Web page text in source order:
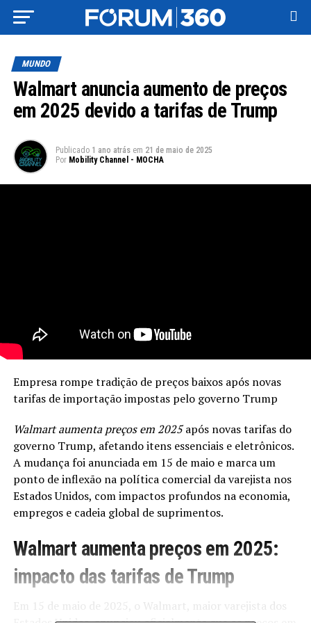
MUNDO
Walmart anuncia aumento de preços
em 2025 devido a tarifas de Trump
Publicado 1 ano atrás em 21 de maio de 2025
Por Mobility Channel - MOCHA
Empresa rompe tradição de preços baixos após novas
tarifas de importação impostas pelo governo Trump
Walmart aumenta preços em 2025após novas tarifas do
governo Trump, afetando itens essenciais e eletrônicos.
A mudança foi anunciada em 15 de maio e marca um
ponto de inflexão na política comercial da varejista nos
Estados Unidos, com impactos profundos na economia,
empregos e cadeia global de suprimentos.
Walmart aumenta preços em 2025:
impacto das tarifas de Trump
Em 15 de maio de 2025, o Walmart, maior varejista dos